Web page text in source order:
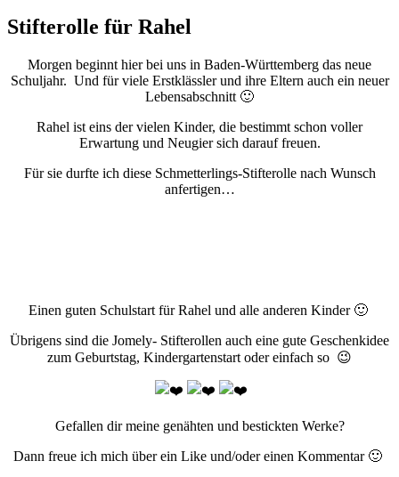
Stifterolle für Rahel
Morgen beginnt hier bei uns in Baden-Württemberg das neue
Schuljahr. Und für viele Erstklässler und ihre Eltern auch ein neuer
Lebensabschnitt 🙂
Rahel ist eins der vielen Kinder, die bestimmt schon voller
Erwartung und Neugier sich darauf freuen.
Für sie durfte ich diese Schmetterlings-Stifterolle nach Wunsch
anfertigen…
Einen guten Schulstart für Rahel und alle anderen Kinder 🙂
Übrigens sind die Jomely- Stifterollen auch eine gute Geschenkidee
zum Geburtstag, Kindergartenstart oder einfach so 😉
Gefallen dir meine genähten und bestickten Werke?
Dann freue ich mich über ein Like und/oder einen Kommentar 🙂